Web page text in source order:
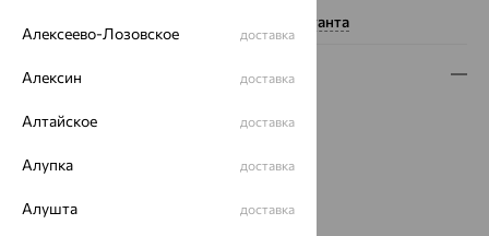
Нужна помощь консультанта
Описание
Вид изделия:
Металл:
Проба:585
Алексеево-Лозовское доставка
Алексин доставка
Алтайское доставка
Алупка доставка
Алушта доставка